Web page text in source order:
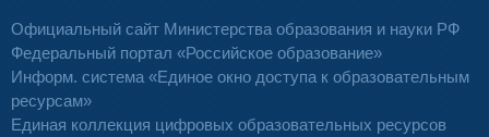
Официальный сайт Министерства образования и науки РФ
Федеральный портал «Российское образование»
Информ. система «Единое окно доступа к образовательным
ресурсам»
Единая коллекция цифровых образовательных ресурсов